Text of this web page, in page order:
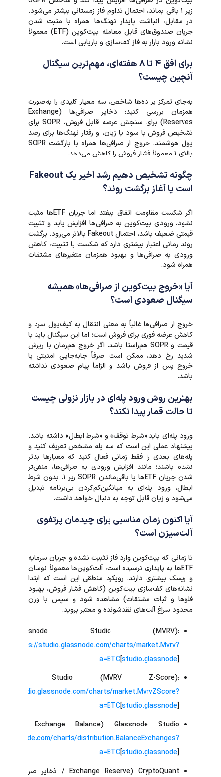
زیر ۱ باقی بماند، احتمال تداوم فاز زمستانی بیشتر می‌شود.
در مقابل، انباشت پایدار نهنگ‌ها همراه با مثبت شدن
جریان صندوق‌های قابل معامله بیت‌کوین (ETF) معمولاً
نشانه ورود بازار به فاز کف‌سازی و بازیابی است.
​برای افق ۴ تا ۸ هفته‌ای، مهم‌ترین سیگنال
آنچین چیست؟
به‌جای تمرکز بر ده‌ها شاخص، سه معیار کلیدی را به‌صورت
همزمان بررسی کنید: ذخایر صرافی‌ها (Exchange
Reserves) برای سنجش عرضه قابل فروش، SOPR برای
تشخیص فروش با سود یا زیان، و رفتار نهنگ‌ها برای رصد
پول هوشمند. خروج از صرافی‌ها همراه با بازگشت SOPR
بالای ۱ معمولاً فشار فروش را کاهش می‌دهد.
چگونه تشخیص دهیم رشد اخیر یک Fakeout
است یا آغاز برگشت روند؟
اگر شکست مقاومت اتفاق بیفتد اما جریان ETFها مثبت
نشود، ورودی بیت‌کوین به صرافی‌ها افزایش یابد و تثبیت
قیمتی ضعیف باشد، احتمال Fakeout بالاتر می‌رود. برگشت
روند زمانی اعتبار بیشتری دارد که شکست با تثبیت، کاهش
ورودی به صرافی‌ها و بهبود همزمان متغیرهای مشتقات
همراه شود.
آیا «خروج بیت‌کوین از صرافی‌ها» همیشه
سیگنال صعودی است؟
خروج از صرافی‌ها غالباً به معنی انتقال به کیف‌پول سرد و
کاهش عرضه فوری برای فروش است؛ اما این سیگنال باید با
قیمت و SOPR هم‌راستا باشد. اگر خروج هم‌زمان با ریزش
شدید رخ دهد، ممکن است صرفاً جابه‌جایی امنیتی یا
خروج پس از فروش باشد و الزاماً پیام صعودی نداشته
باشد.
بهترین روش ورود پله‌ای در بازار نزولی چیست
تا حالت قمار پیدا نکند؟
ورود پله‌ای باید «شرط توقف» و «شرط ابطال» داشته باشد.
پیشنهاد عملی این است که سه پله مشخص تعریف کنید و
پله‌های بعدی را فقط زمانی فعال کنید که معیارها بدتر
نشده باشند؛ مانند افزایش ورودی به صرافی‌ها، منفی‌تر
شدن جریان ETFها یا باقی‌ماندن SOPR زیر ۱. بدون شرط
ابطال، ورود پله‌ای به میانگین‌کم‌کردن بی‌برنامه تبدیل
می‌شود و زیان قابل توجه به دنبال خواهد داشت.
آیا اکنون زمان مناسبی برای چیدمان پرتفوی
آلت‌سیزن است؟
تا زمانی که بیت‌کوین وارد فاز تثبیت نشده و جریان سرمایه
ETFها به پایداری نرسیده است، آلت‌کوین‌ها معمولاً نوسان
و ریسک بیشتری دارند. رویکرد منطقی این است که ابتدا
نشانه‌های کف‌سازی بیت‌کوین (کاهش فشار فروش، بهبود
فلوها و ثبات مشتقات) مشاهده شود و سپس با وزن
محدود سراغ آلت‌های نقدشونده و معتبر بروید.
Glassnode Studio (MVRV):
https://studio.glassnode.com/charts/market.Mvrv?
a=BTC[studio.glassnode]​
Studio (MVRV Z-Score):
studio.glassnode.com/charts/market.MvrvZScore?
a=BTC[studio.glassnode]​
Glassnode Studio (Exchange Balance / ذخایر صرافی‌ها):
charts/distribution.BalanceExchanges?
a=BTC[studio.glassnode]​
CryptoQuant (Exchange Reserve / ذخایر صرافی‌ها):